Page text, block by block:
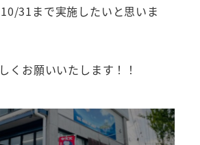
31まで実施したいと思いま
くお願いいたします！！